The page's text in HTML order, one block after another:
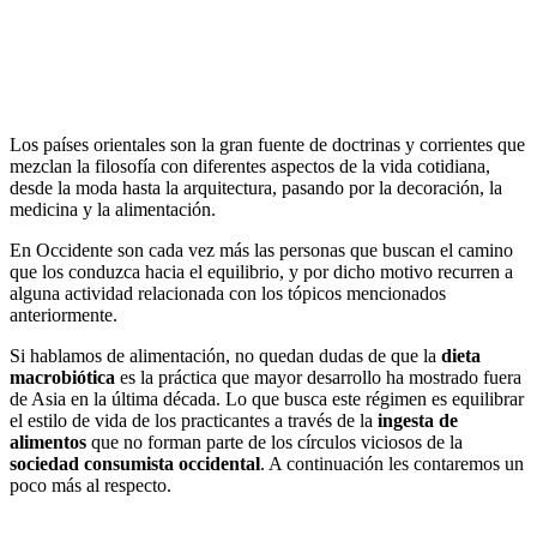
Los países orientales son la gran fuente de doctrinas y corrientes que
mezclan la filosofía con diferentes aspectos de la vida cotidiana,
desde la moda hasta la arquitectura, pasando por la decoración, la
medicina y la alimentación.
En Occidente son cada vez más las personas que buscan el camino
que los conduzca hacia el equilibrio, y por dicho motivo recurren a
alguna actividad relacionada con los tópicos mencionados
anteriormente.
Si hablamos de alimentación, no quedan dudas de que la dieta
macrobiótica es la práctica que mayor desarrollo ha mostrado fuera
de Asia en la última década. Lo que busca este régimen es equilibrar
el estilo de vida de los practicantes a través de la ingesta de
alimentos que no forman parte de los círculos viciosos de la
sociedad consumista occidental. A continuación les contaremos un
poco más al respecto.